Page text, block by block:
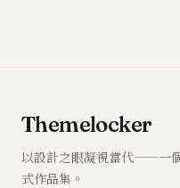
Themelocker
以設計之眼凝視當代——一
式作品集。